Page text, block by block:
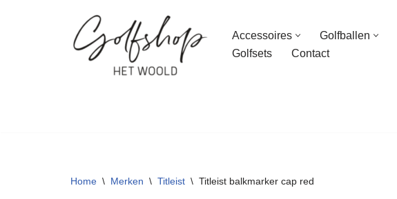
Accessoires Golfballen
Golfsets
Contact
Home \ Merken \ Titleist \ Titleist balkmarker cap red